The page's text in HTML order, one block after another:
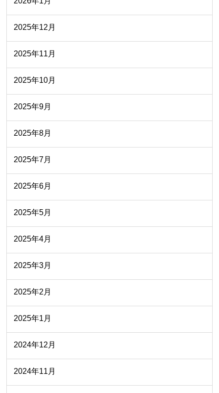
2025年12月
2025年11月
2025年10月
2025年9月
2025年8月
2025年7月
2025年6月
2025年5月
2025年4月
2025年3月
2025年2月
2025年1月
2024年12月
2024年11月